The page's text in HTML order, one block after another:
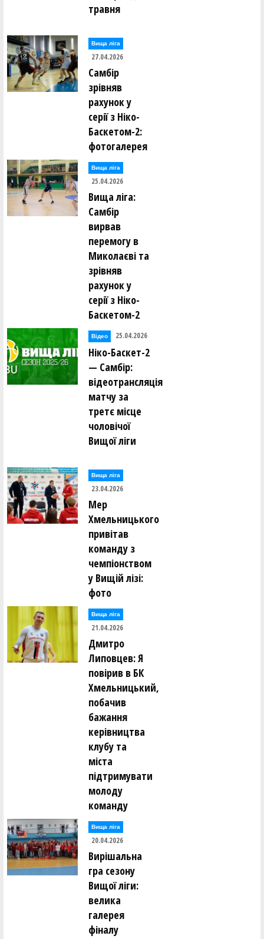
травня
Вища лiга
27.04.2026
Самбір
зрівняв
рахунок у
серії з Ніко-
Баскетом-2:
фотогалерея
Вища лiга
25.04.2026
Вища ліга:
Самбір
вирвав
перемогу в
Миколаєві та
зрівняв
рахунок у
серії з Ніко-
Баскетом-2
Відео 25.04.2026
Ніко-Баскет-2
— Самбір:
відеотрансляція
матчу за
третє місце
чоловічої
Вищої ліги
Вища лiга
23.04.2026
Мер
Хмельницького
привітав
команду з
чемпіонством
у Вищій лізі:
фото
Вища лiга
21.04.2026
Дмитро
Липовцев: Я
повірив в БК
Хмельницький,
побачив
бажання
керівництва
клубу та
міста
підтримувати
молоду
команду
Вища лiга
20.04.2026
Вирішальна
гра сезону
Вищої ліги:
велика
галерея
фіналу